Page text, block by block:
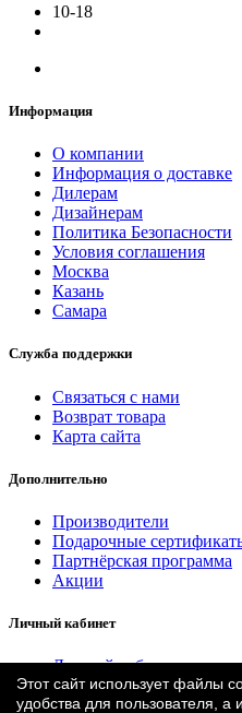
10-18
Информация
О компании
Информация о доставке
Дилерам
Дизайнерам
Политика Безопасности
Условия соглашения
Москва
Казань
Самара
Служба поддержки
Связаться с нами
Возврат товара
Карта сайта
Дополнительно
Производители
Подарочные
Партнёрская программа
Акции
Личный кабинет
Личный кабинет
История заказа
Закладки
Этот сайт использует файлы
удобства для пользователя,